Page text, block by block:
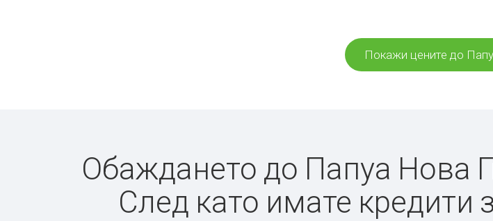
Покажи цените до
Обаждането до Папуа Нова
След като имате кредити